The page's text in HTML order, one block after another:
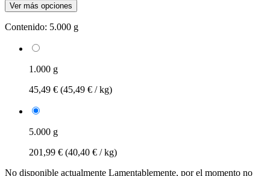
Ver más opciones
Contenido: 5.000 g
1.000 g
45,49 € (45,49 € / kg)
5.000 g
201,99 € (40,40 € / kg)
No disponible actualmente Lamentablemente, por el momento no